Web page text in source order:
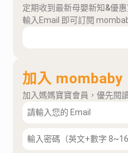
定期收到最新母嬰新知&優惠
輸入Email 即可訂閱
加入 mombaby
加入媽媽寶寶會員，優先閱